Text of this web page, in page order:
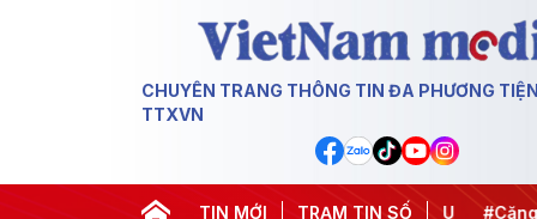
CHUYÊN TRANG THÔNG TIN ĐA PHƯƠNG
TTXVN
TIN MỚI TRẠM TIN SỐ
dịch 500 ngày đêm #Chống khai thác IUU #Căng